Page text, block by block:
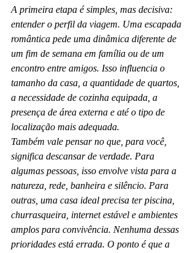
A primeira etapa é simples, mas decisiva:
entender o perfil da viagem. Uma escapada
romântica pede uma dinâmica diferente de
um fim de semana em família ou de um
encontro entre amigos. Isso influencia o
tamanho da casa, a quantidade de quartos,
a necessidade de cozinha equipada, a
presença de área externa e até o tipo de
localização mais adequada.
Também vale pensar no que, para você,
significa descansar de verdade. Para
algumas pessoas, isso envolve vista para a
natureza, rede, banheira e silêncio. Para
outras, uma casa ideal precisa ter piscina,
churrasqueira, internet estável e ambientes
amplos para convivência. Nenhuma dessas
prioridades está errada. O ponto é que a